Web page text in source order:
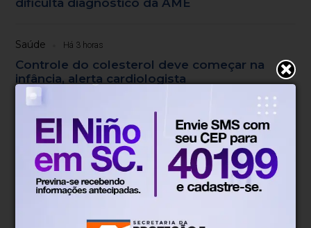
dificulta diagnóstico da AME
Saúde Há 3 horas
Controle do colesterol deve começar na
infância, alerta cardiologista
Economia
Dólar
R$ 5,08
Euro
R$ 5,87